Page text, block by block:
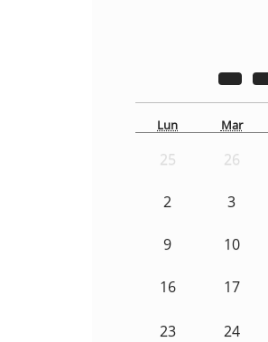
Lun Mar
25 26
2 3
9 10
16 17
23 24